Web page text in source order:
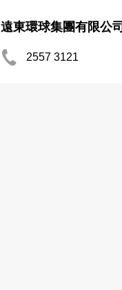
遠東環球集團有限公司
2557 3121